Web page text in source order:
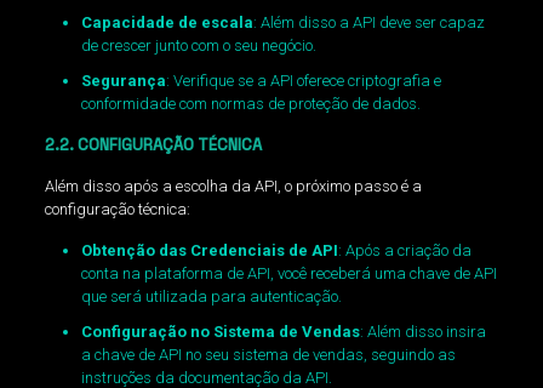
Capacidade de escala: Além disso a API deve ser capaz
de crescer junto com o seu negócio.
Segurança: Verifique se a API oferece criptografia e
conformidade com normas de proteção de dados.
2.2. CONFIGURAÇÃO TÉCNICA
Além disso após a escolha da API, o próximo passo é a
configuração técnica:
Obtenção das Credenciais de API: Após a criação da
conta na plataforma de API, você receberá uma chave de API
que será utilizada para autenticação.
Configuração no Sistema de Vendas: Além disso insira
a chave de API no seu sistema de vendas, seguindo as
instruções da documentação da API.